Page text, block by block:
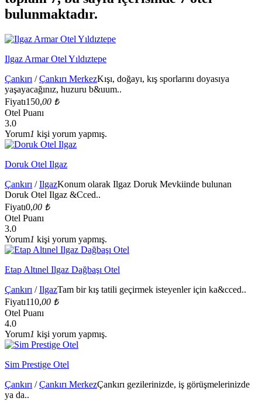
bulunmaktadır.
Ilgaz Armar Otel Yıldıztepe
Çankırı /Çankırı MerkezKışı, doğayı, kış sporlarını doyasıya
yaşayacağınız, huzuru b&uum..
Fiyatı150,00 ₺
Otel Puanı
3.0
Yorum1 kişi yorum yapmış.
Doruk Otel Ilgaz
Çankırı /IlgazKonum olarak Ilgaz Doruk Mevkiinde bulunan
Doruk Otel Ilgaz &Cced..
Fiyatı0,00 ₺
Otel Puanı
3.0
Yorum1 kişi yorum yapmış.
Etap Altınel Ilgaz Dağbaşı Otel
Çankırı /IlgazTam bir kış tatili geçirmek isteyenler için ka&cced..
Fiyatı110,00 ₺
Otel Puanı
4.0
Yorum1 kişi yorum yapmış.
Sim Prestige Otel
Çankırı /Çankırı MerkezÇankırı gezilerinizde, iş görüşmelerinizde
ya da..